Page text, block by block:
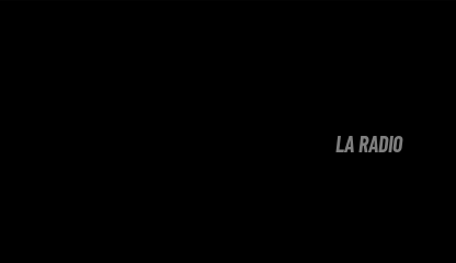
LA RADIO